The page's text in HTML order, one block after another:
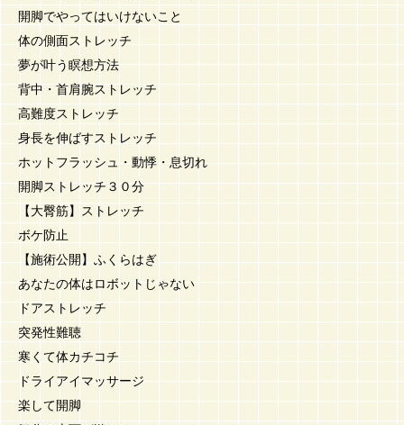
開脚でやってはいけないこと
体の側面ストレッチ
夢が叶う瞑想方法
背中・首肩腕ストレッチ
高難度ストレッチ
身長を伸ばすストレッチ
ホットフラッシュ・動悸・息切れ
開脚ストレッチ３０分
【大臀筋】ストレッチ
ボケ防止
【施術公開】ふくらはぎ
あなたの体はロボットじゃない
ドアストレッチ
突発性難聴
寒くて体カチコチ
ドライアイマッサージ
楽して開脚